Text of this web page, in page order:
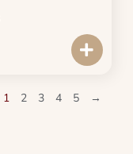
1 2 3 4 5 →